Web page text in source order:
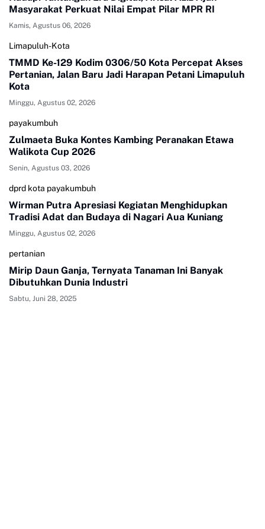
Masyarakat Perkuat Nilai Empat Pilar MPR RI
Kamis, Agustus 06, 2026
Limapuluh-Kota
TMMD Ke-129 Kodim 0306/50 Kota Percepat Akses
Pertanian, Jalan Baru Jadi Harapan Petani Limapuluh
Kota
Minggu, Agustus 02, 2026
payakumbuh
Zulmaeta Buka Kontes Kambing Peranakan Etawa
Walikota Cup 2026
Senin, Agustus 03, 2026
dprd kota payakumbuh
Wirman Putra Apresiasi Kegiatan Menghidupkan
Tradisi Adat dan Budaya di Nagari Aua Kuniang
Minggu, Agustus 02, 2026
pertanian
Mirip Daun Ganja, Ternyata Tanaman Ini Banyak
Dibutuhkan Dunia Industri
Sabtu, Juni 28, 2025